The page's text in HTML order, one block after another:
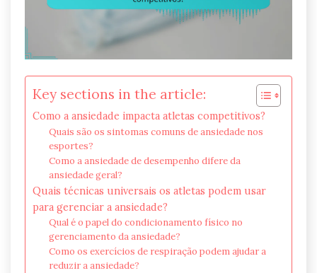
Key sections in the article:
Como a ansiedade impacta atletas competitivos?
Quais são os sintomas comuns de ansiedade nos
esportes?
Como a ansiedade de desempenho difere da
ansiedade geral?
Quais técnicas universais os atletas podem usar
para gerenciar a ansiedade?
Qual é o papel do condicionamento físico no
gerenciamento da ansiedade?
Como os exercícios de respiração podem ajudar a
reduzir a ansiedade?